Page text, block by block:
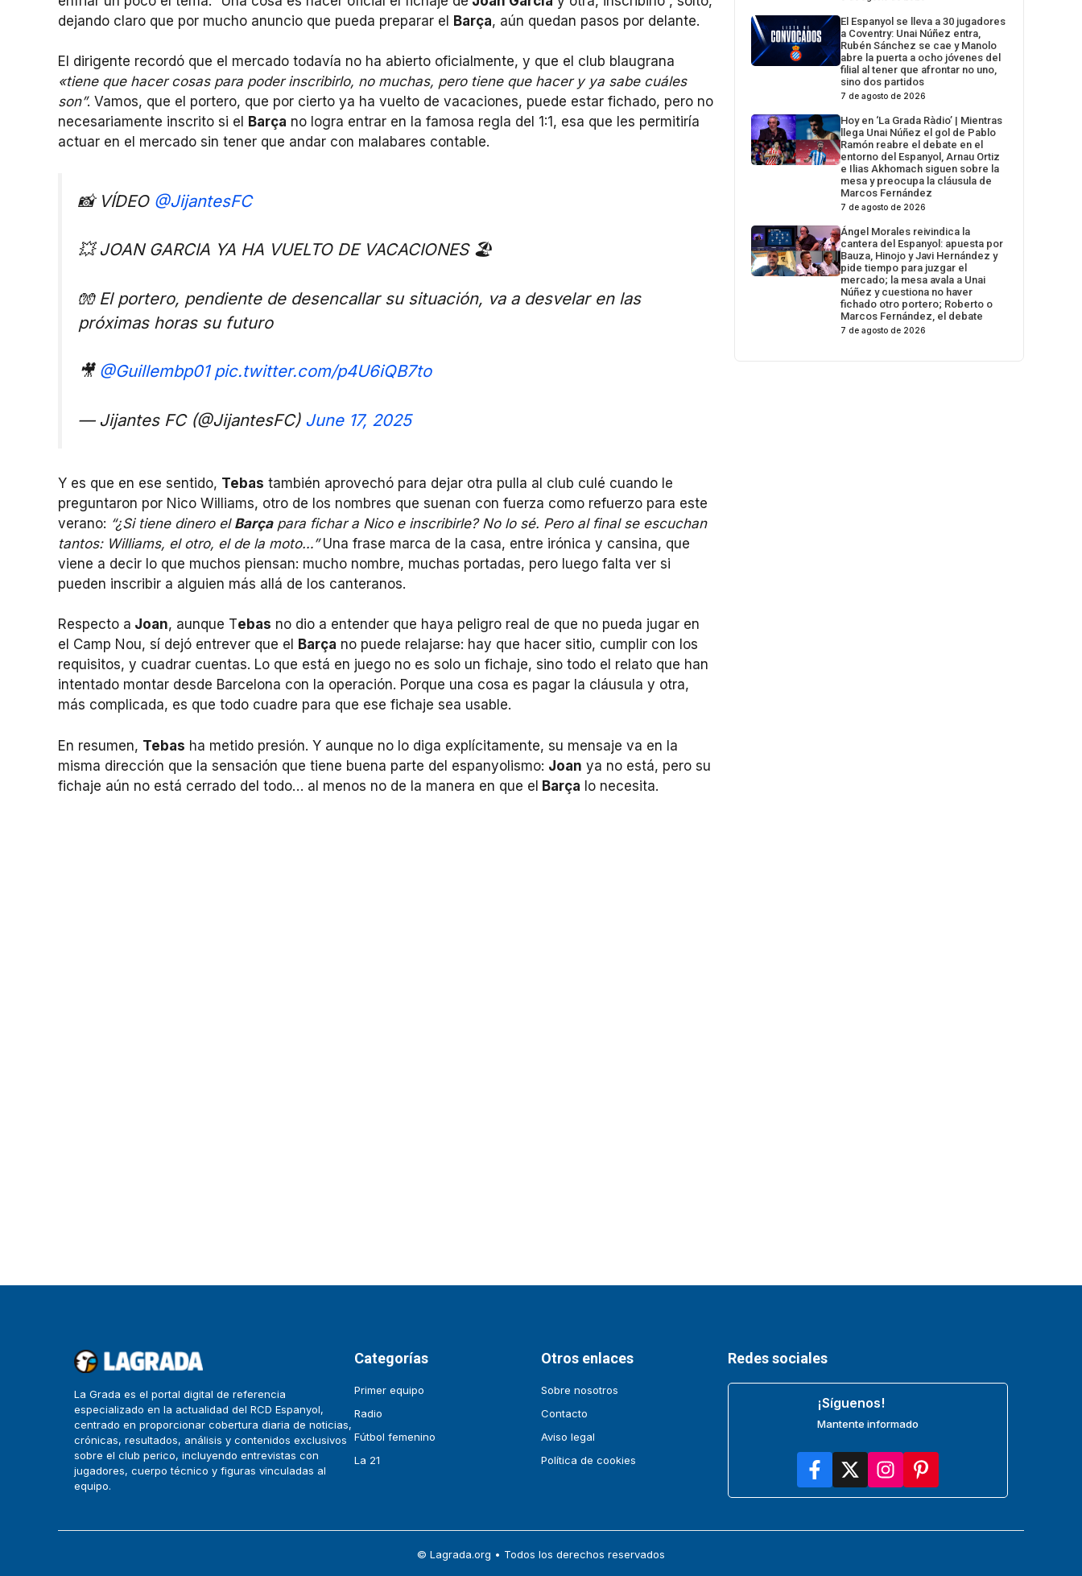
dejando claro que por mucho anuncio que pueda preparar el Barça, aún quedan pasos por delante.
El dirigente recordó que el mercado todavía no ha abierto oficialmente, y que el club blaugrana
«tiene que hacer cosas para poder inscribirlo, no muchas, pero tiene que hacer y ya sabe cuáles
son”. Vamos, que el portero, que por cierto ya ha vuelto de vacaciones, puede estar fichado, pero no
necesariamente inscrito si el
Barça no logra entrar en la famosa regla del 1:1, esa que les permitiría
actuar en el mercado sin tener que andar con malabares contable.
📸 VÍDEO @JijantesFC
💥 JOAN GARCIA YA HA VUELTO DE VACACIONES 🏖️
🧤 El portero, pendiente de desencallar su situación, va a desvelar en las
próximas horas su futuro
🎥 @Guillembp01 pic.twitter.com/p4U6iQB7to
— Jijantes FC (@JijantesFC) June 17, 2025
Y es que en ese sentido, Tebas también aprovechó para dejar otra pulla al club culé cuando le
preguntaron por Nico Williams, otro de los nombres que suenan con fuerza como refuerzo para este
verano: “¿Si tiene dinero el Barçapara fichar a Nico e inscribirle? No lo sé. Pero al final se escuchan
tantos: Williams, el otro, el de la moto…”Una frase marca de la casa, entre irónica y cansina, que
viene a decir lo que muchos piensan: mucho nombre, muchas portadas, pero luego falta ver si
pueden inscribir a alguien más allá de los canteranos.
Respecto a Joan, aunque Tebas no dio a entender que haya peligro real de que no pueda jugar en
el Camp Nou, sí dejó entrever que el
Barça no puede relajarse: hay que hacer sitio, cumplir con los
requisitos, y cuadrar cuentas. Lo que está en juego no es solo un fichaje, sino todo el relato que han
intentado montar desde Barcelona con la operación. Porque una cosa es pagar la cláusula y otra,
más complicada, es que todo cuadre para que ese fichaje sea usable.
En resumen, Tebas ha metido presión. Y aunque no lo diga explícitamente, su mensaje va en la
misma dirección que la sensación que tiene buena parte del espanyolismo: Joan ya no está, pero su
fichaje aún no está cerrado del todo… al menos no de la manera en que el Barça lo necesita.
El Espanyol se lleva a 30 jugadores
a Coventry: Unai Núñez entra,
Rubén Sánchez se cae y Manolo
abre la puerta a ocho jóvenes del
filial al tener que afrontar no uno,
sino dos partidos
7 de agosto de 2026
Hoy en ‘La Grada Ràdio’ | Mientras
llega Unai Núñez el gol de Pablo
Ramón reabre el debate en el
entorno del Espanyol, Arnau Ortiz
e Ilias Akhomach siguen sobre la
mesa y preocupa la cláusula de
Marcos Fernández
7 de agosto de 2026
Ángel Morales reivindica la
cantera del Espanyol: apuesta por
Bauza, Hinojo y Javi Hernández y
pide tiempo para juzgar el
mercado; la mesa avala a Unai
Núñez y cuestiona no haver
fichado otro portero; Roberto o
Marcos Fernández, el debate
7 de agosto de 2026
La Grada es el portal digital de referencia
especializado en la actualidad del RCD Espanyol,
centrado en proporcionar cobertura diaria de noticias,
crónicas, resultados, análisis y contenidos exclusivos
sobre el club perico, incluyendo entrevistas con
jugadores, cuerpo técnico y figuras vinculadas al
equipo.
Categorías
Primer equipo
Radio
Fútbol femenino
La 21
Otros enlaces
Sobre nosotros
Contacto
Aviso legal
Política de cookies
Redes sociales
¡Síguenos!
Mantente informado
© Lagrada.org • Todos los derechos reservados